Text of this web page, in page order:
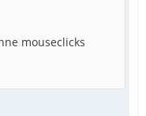
mouseclicks